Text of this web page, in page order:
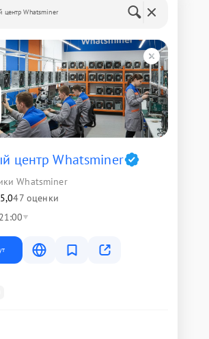
центр Whatsminer
центр Whatsminer
Whatsminer
5,047 оценки